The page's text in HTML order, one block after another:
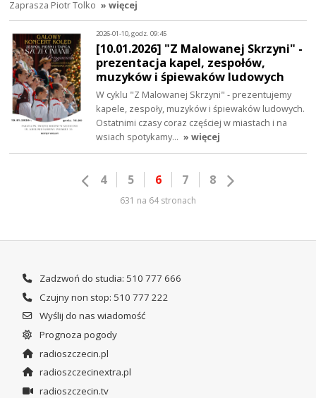
Zaprasza Piotr Tolko » więcej
2026-01-10, godz. 09:45
[10.01.2026] "Z Malowanej Skrzyni" -
prezentacja kapel, zespołów,
muzyków i śpiewaków ludowych
W cyklu "Z Malowanej Skrzyni" - prezentujemy
kapele, zespoły, muzyków i śpiewaków ludowych.
Ostatnimi czasy coraz częściej w miastach i na
wsiach spotykamy… » więcej
4 5 6 7 8
631 na 64 stronach
Zadzwoń do studia: 510 777 666
Czujny non stop: 510 777 222
Wyślij do nas wiadomość
Prognoza pogody
radioszczecin.pl
radioszczecinextra.pl
radioszczecin.tv